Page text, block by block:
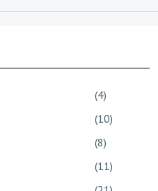
(4)
(10)
(8)
(11)